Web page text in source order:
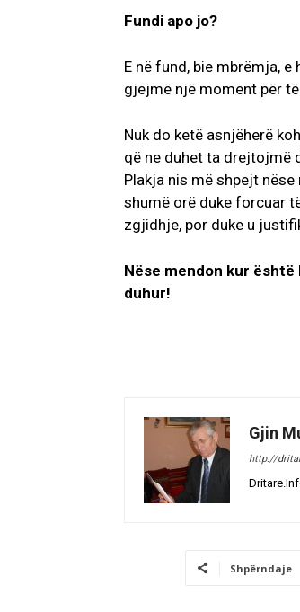
Fundi apo jo?
E në fund, bie mbrëmja,
gjejmë një moment për
Nuk do ketë asnjëherë
që ne duhet ta drejtojmë
Plakja nis më shpejt nëse
shumë orë duke forcuar
zgjidhje, por duke u
Nëse mendon kur
duhur!
Gjin
http://
Shpërndaje